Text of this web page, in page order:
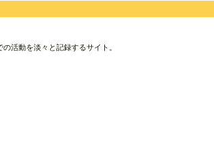
活動を淡々と記録するサイト。